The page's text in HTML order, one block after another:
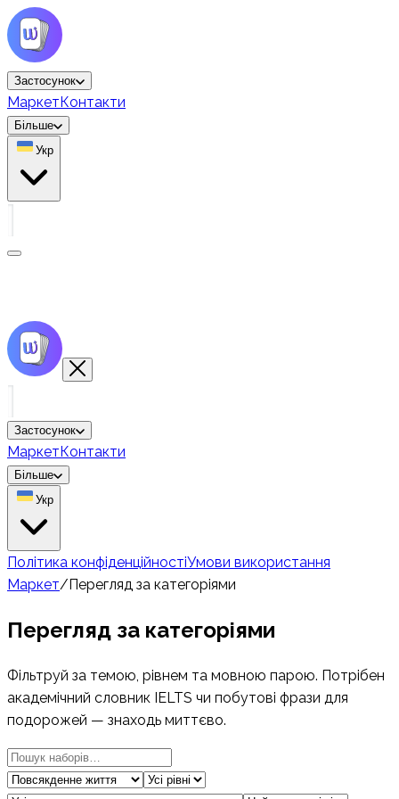
Застосунок
МаркетКонтакти
Більше
Укр
Застосунок
МаркетКонтакти
Більше
Укр
Політика конфіденційностіУмови використання
Маркет/Перегляд за категоріями
Перегляд за категоріями
Фільтруй за темою, рівнем та мовною парою. Потрібен
академічний словник IELTS чи побутові фрази для
подорожей — знаходь миттєво.